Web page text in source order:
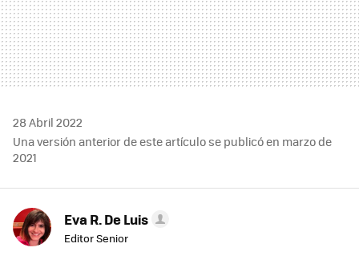
28 Abril 2022
Una versión anterior de este artículo se publicó en marzo de
2021
Eva R. De Luis
Editor Senior